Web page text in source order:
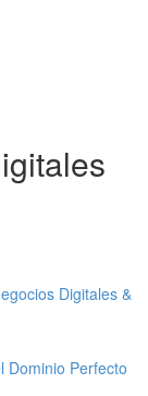
Digitales &
Dominio Perfecto